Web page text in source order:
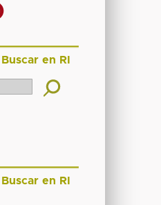
Buscar en RI
Buscar en RI